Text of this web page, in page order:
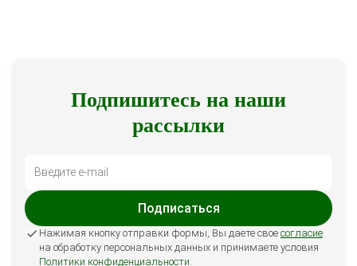
Подпишитесь на наши
рассылки
Подписаться
Нажимая кнопку отправки формы, Вы даете свое согласие
на обработку персональных данных и принимаете условия
Политики конфиденциальности.